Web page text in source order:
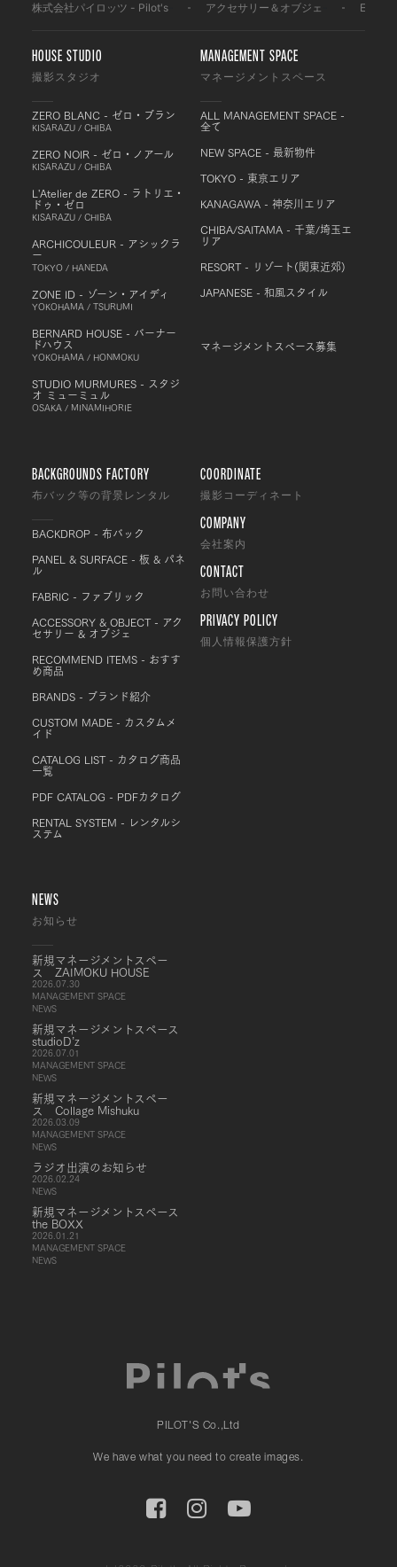
株式会社パイロッツ - Pilot's アクセサリー＆オブジェ
HOUSE STUDIO
撮影スタジオ
ZERO BLANC - ゼロ・ブラン
KISARAZU / CHIBA
ZERO NOIR - ゼロ・ノアール
KISARAZU / CHIBA
L'Atelier de ZERO - ラトリエ・
ドゥ・ゼロ
KISARAZU / CHIBA
ARCHICOULEUR - アシックラ
ー
TOKYO / HANEDA
ZONE ID - ゾーン・アイディ
YOKOHAMA / TSURUMI
BERNARD HOUSE - バーナー
ドハウス
YOKOHAMA / HONMOKU
STUDIO MURMURES - スタジ
オ ミューミュル
OSAKA / MINAMIHORIE
MANAGEMENT SPACE
マネージメントスペース
ALL MANAGEMENT SPACE -
全て
NEW SPACE - 最新物件
TOKYO - 東京エリア
KANAGAWA - 神奈川エリア
CHIBA/SAITAMA - 千葉/埼玉エ
リア
RESORT - リゾート(関東近郊)
JAPANESE - 和風スタイル
マネージメントスペース募集
BACKGROUNDS FACTORY
布バック等の背景レンタル
BACKDROP - 布バック
PANEL & SURFACE - 板 & パネ
ル
FABRIC - ファブリック
ACCESSORY & OBJECT - アク
セサリー & オブジェ
RECOMMEND ITEMS - おすす
め商品
BRANDS - ブランド紹介
CUSTOM MADE - カスタムメ
イド
CATALOG LIST - カタログ商品
一覧
PDF CATALOG - PDFカタログ
RENTAL SYSTEM - レンタルシ
ステム
COORDINATE
撮影コーディネート
COMPANY
会社案内
CONTACT
お問い合わせ
PRIVACY POLICY
個人情報保護方針
NEWS
お知らせ
新規マネージメントスペー
ス ZAIMOKU HOUSE
2026.07.30
MANAGEMENT SPACE
NEWS
新規マネージメントスペース
studioD’z
2026.07.01
MANAGEMENT SPACE
NEWS
新規マネージメントスペー
ス Collage Mishuku
2026.03.09
MANAGEMENT SPACE
NEWS
ラジオ出演のお知らせ
2026.02.24
NEWS
新規マネージメントスペース
the BOXX
2026.01.21
MANAGEMENT SPACE
NEWS
PILOT'S Co.,Ltd
We have what you need to create images.